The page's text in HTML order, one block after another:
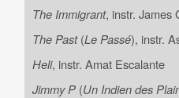
The Immigrant, instr. James
The Past(Le Passé), instr.
Heli, instr. Amat Escalante
Jimmy P(Un Indien des